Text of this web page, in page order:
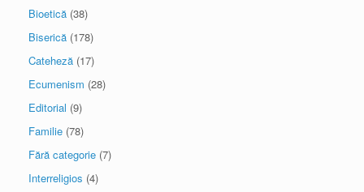
Bioetică (38)
Biserică (178)
Cateheză (17)
Ecumenism (28)
Editorial (9)
Familie (78)
Fără categorie (7)
Interreligios (4)